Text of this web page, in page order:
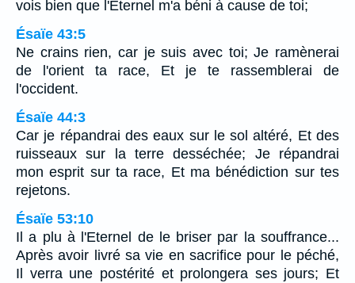
vois bien que l'Eternel m'a béni à cause de toi;
Ésaïe 43:5
Ne crains rien, car je suis avec toi; Je ramènerai
de l'orient ta race, Et je te rassemblerai de
l'occident.
Ésaïe 44:3
Car je répandrai des eaux sur le sol altéré, Et des
ruisseaux sur la terre desséchée; Je répandrai
mon esprit sur ta race, Et ma bénédiction sur tes
rejetons.
Ésaïe 53:10
Il a plu à l'Eternel de le briser par la souffrance...
Après avoir livré sa vie en sacrifice pour le péché,
Il verra une postérité et prolongera ses jours; Et